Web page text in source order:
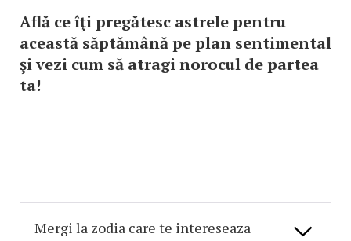
Află ce îţi pregătesc astrele pentru
această săptămână pe plan sentimental
şi vezi cum să atragi norocul de partea
ta!